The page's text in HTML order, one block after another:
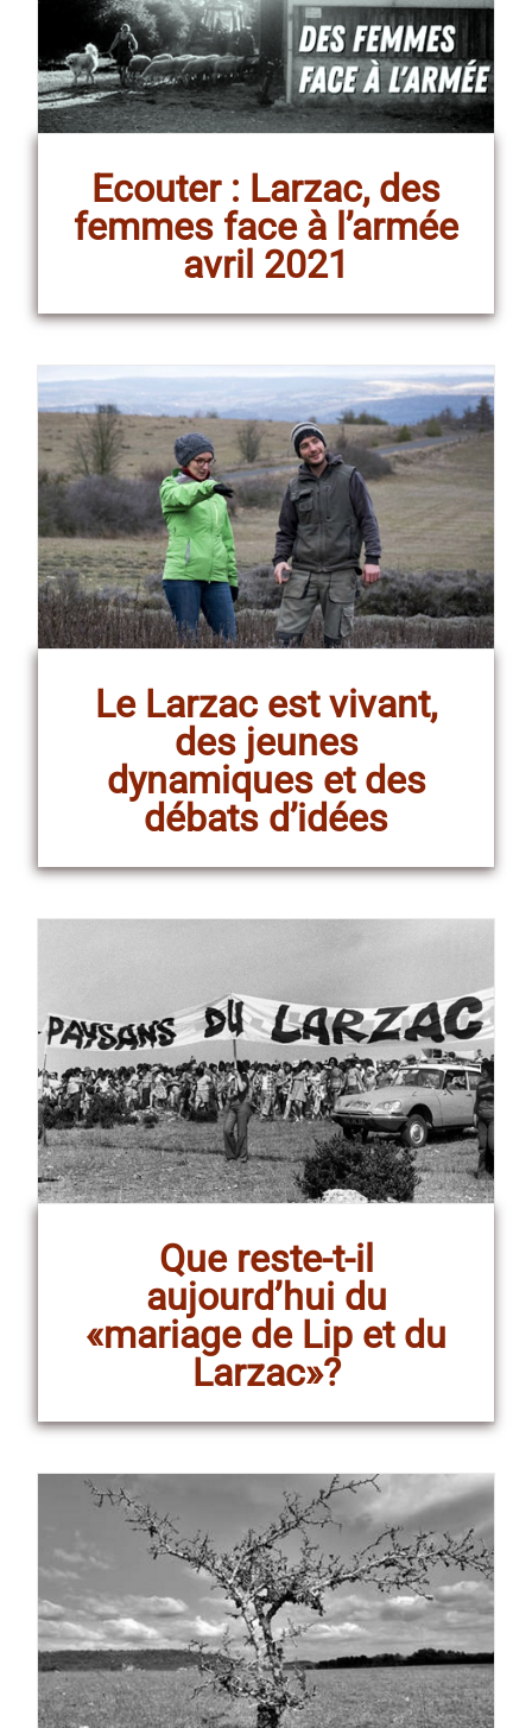
Ecouter : Larzac, des
femmes face à l’armée
avril 2021
Le Larzac est vivant,
des jeunes
dynamiques et des
débats d’idées
Que reste-t-il
aujourd’hui du
«mariage de Lip et du
Larzac»?